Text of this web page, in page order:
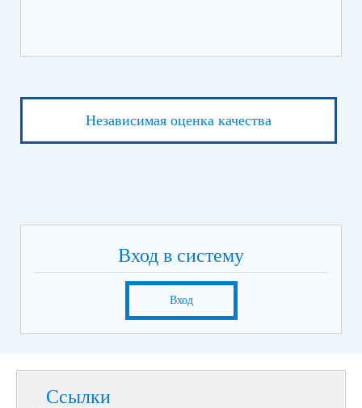
Независимая оценка качества
Вход в систему
Вход
Ссылки